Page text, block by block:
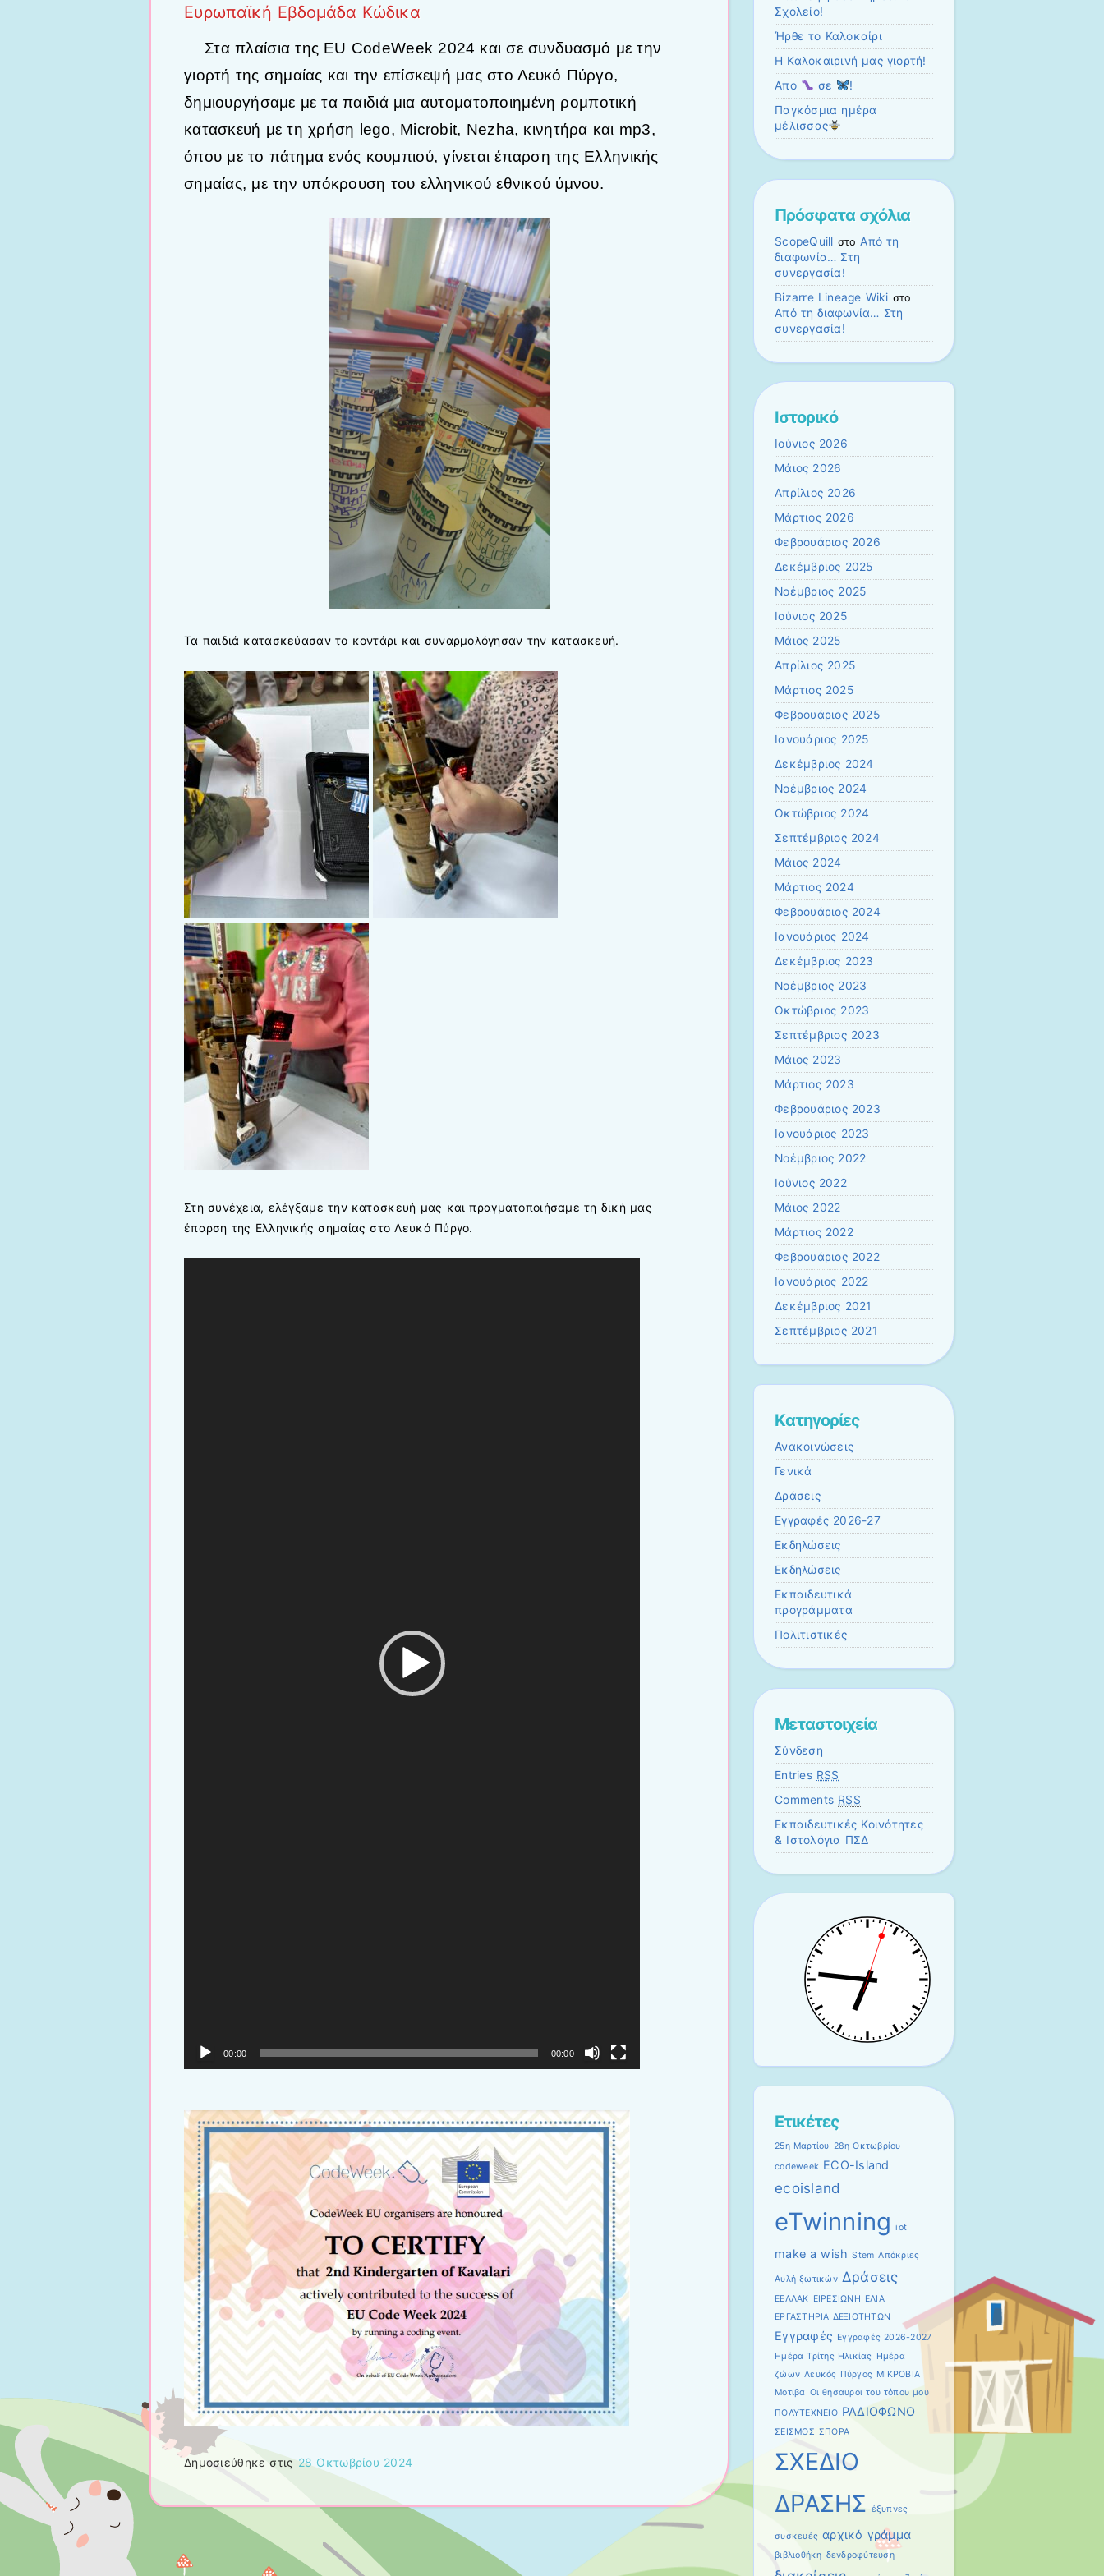
Ευρωπαϊκή Εβδομάδα Κώδικα
Στα πλαίσια της EU CodeWeek 2024 και σε συνδυασμό με την
γιορτή της σημαίας και την επίσκεψή μας στο Λευκό Πύργο,
δημιουργήσαμε με τα παιδιά μια αυτοματοποιημένη ρομποτική
κατασκευή με τη χρήση lego, Microbit, Nezha, κινητήρα και mp3,
όπου με το πάτημα ενός κουμπιού, γίνεται έπαρση της Ελληνικής
σημαίας, με την υπόκρουση του ελληνικού εθνικού ύμνου.
Τα παιδιά κατασκεύασαν το κοντάρι και συναρμολόγησαν την κατασκευή.
Στη συνέχεια, ελέγξαμε την κατασκευή μας και πραγματοποιήσαμε τη δική μας
έπαρση της Ελληνικής σημαίας στο Λευκό Πύργο.
00:00 00:00
Δημοσιεύθηκε στις28 Οκτωβρίου 2024
Σχολείο!
Ήρθε το Καλοκαίρι
Η Καλοκαιρινή μας γιορτή!
Απο
σε
!
Παγκόσμια ημέρα
μέλισσας
Πρόσφατα σχόλια
ScopeQuill στο Από τη
διαφωνία… Στη
συνεργασία!
Bizarre Lineage Wiki στο
Από τη διαφωνία… Στη
συνεργασία!
Ιστορικό
Ιούνιος 2026
Μάιος 2026
Απρίλιος 2026
Μάρτιος 2026
Φεβρουάριος 2026
Δεκέμβριος 2025
Νοέμβριος 2025
Ιούνιος 2025
Μάιος 2025
Απρίλιος 2025
Μάρτιος 2025
Φεβρουάριος 2025
Ιανουάριος 2025
Δεκέμβριος 2024
Νοέμβριος 2024
Οκτώβριος 2024
Σεπτέμβριος 2024
Μάιος 2024
Μάρτιος 2024
Φεβρουάριος 2024
Ιανουάριος 2024
Δεκέμβριος 2023
Νοέμβριος 2023
Οκτώβριος 2023
Σεπτέμβριος 2023
Μάιος 2023
Μάρτιος 2023
Φεβρουάριος 2023
Ιανουάριος 2023
Νοέμβριος 2022
Ιούνιος 2022
Μάιος 2022
Μάρτιος 2022
Φεβρουάριος 2022
Ιανουάριος 2022
Δεκέμβριος 2021
Σεπτέμβριος 2021
Kατηγορίες
Ανακοινώσεις
Γενικά
Δράσεις
Εγγραφές 2026-27
Εκδηλώσεις
Εκδηλώσεις
Εκπαιδευτικά
προγράμματα
Πολιτιστικές
Μεταστοιχεία
Σύνδεση
Entries RSS
Comments RSS
Εκπαιδευτικές Κοινότητες
& Ιστολόγια ΠΣΔ
Ετικέτες
25η Μαρτίου 28η Οκτωβρίου
codeweek ECO-Island
ecoisland
eTwinning iot
make a wish Stem Απόκριες
Αυλή ξωτικών Δράσεις
ΕΕΛΛΑΚ ΕΙΡΕΣΙΩΝΗ ΕΛΙΑ
ΕΡΓΑΣΤΗΡΙΑ ΔΕΞΙΟΤΗΤΩΝ
Εγγραφές Εγγραφές 2026-2027
Ημέρα Τρίτης Ηλικίας
Ημέρα
ζώων Λευκός Πύργος ΜΙΚΡΟΒΙΑ
Μοτίβα Οι θησαυροι του τόπου μου
ΠΟΛΥΤΕΧΝΕΙΟ ΡΑΔΙΟΦΩΝΟ
ΣΕΙΣΜΟΣ ΣΠΟΡΑ
ΣΧΕΔΙΟ
ΔΡΑΣΗΣ έξυπνες
συσκευές αρχικό γράμμα
βιβλιοθήκη δενδροφύτευση